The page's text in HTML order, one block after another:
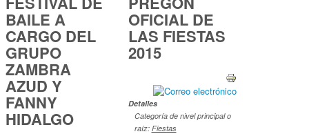
BAILE A
CARGO DEL
GRUPO
ZAMBRA
AZUD Y
FANNY
HIDALGO
OFICIAL DE
LAS FIESTAS
2015
Detalles
Categoría de nivel principal o
raíz: Fiestas